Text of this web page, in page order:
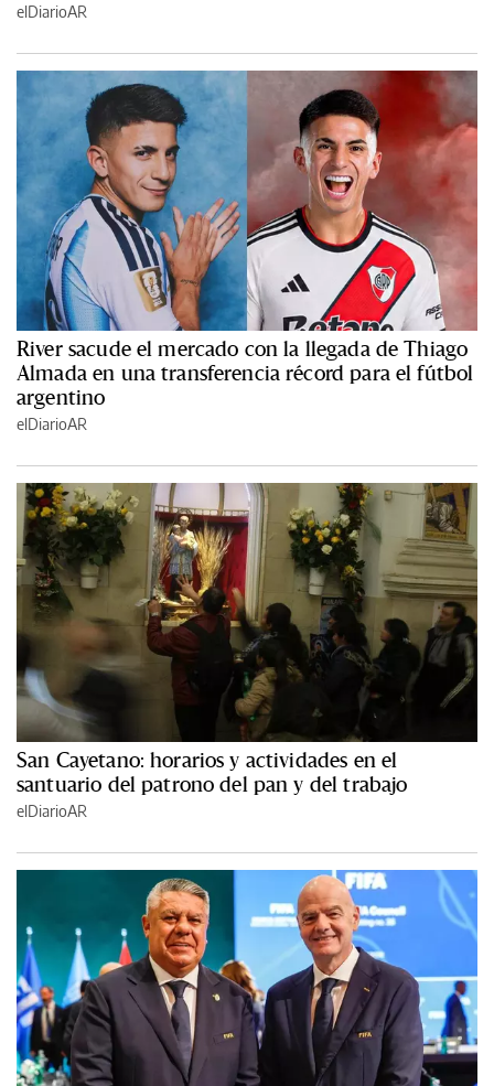
elDiarioAR
River sacude el mercado con la llegada de Thiago
Almada en una transferencia récord para el fútbol
argentino
elDiarioAR
San Cayetano: horarios y actividades en el
santuario del patrono del pan y del trabajo
elDiarioAR